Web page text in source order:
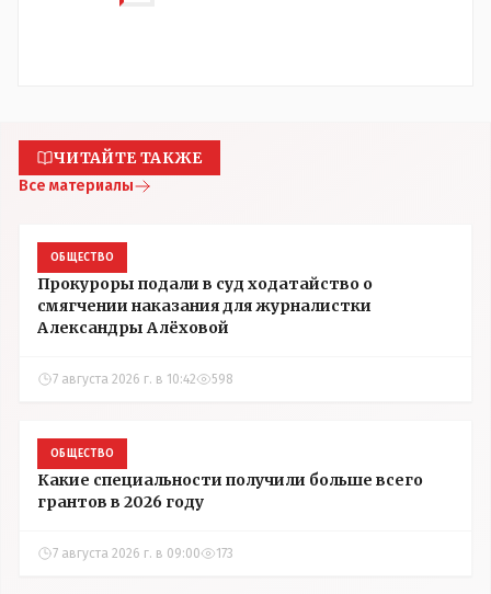
ЧИТАЙТЕ ТАКЖЕ
Все материалы
ОБЩЕСТВО
Прокуроры подали в суд ходатайство о
смягчении наказания для журналистки
Александры Алёховой
7 августа 2026 г. в 10:42 598
ОБЩЕСТВО
Какие специальности получили больше всего
грантов в 2026 году
7 августа 2026 г. в 09:00 173